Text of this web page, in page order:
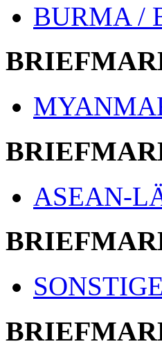
BURMA /
ASEAN-